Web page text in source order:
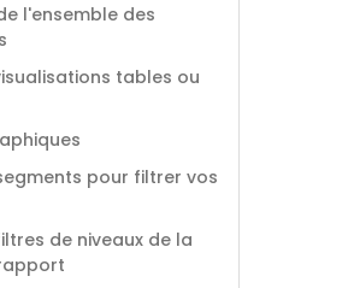
l'ensemble des
tables ou
pour filtrer vos
de niveaux de la